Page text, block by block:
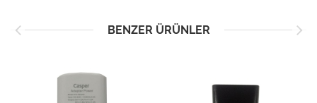
BENZER ÜRÜNLER